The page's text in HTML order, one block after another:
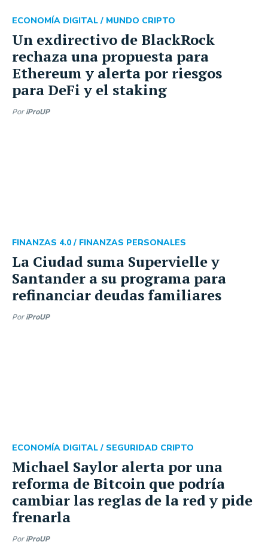
Un exdirectivo de BlackRock
rechaza una propuesta para
Ethereum y alerta por riesgos
para DeFi y el staking
ECONOMÍA DIGITAL / MUNDO CRIPTO
Por iProUP
La Ciudad suma Supervielle y
Santander a su programa para
refinanciar deudas familiares
FINANZAS 4.0 / FINANZAS PERSONALES
Por iProUP
Michael Saylor alerta por una
reforma de Bitcoin que podría
cambiar las reglas de la red y pide
frenarla
ECONOMÍA DIGITAL / SEGURIDAD CRIPTO
Por iProUP